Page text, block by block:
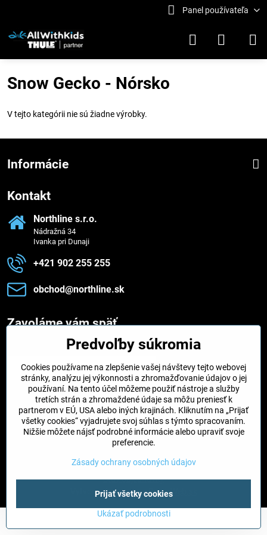
Panel používateľa
Snow Gecko - Nórsko
V tejto kategórii nie sú žiadne výrobky.
Informácie
Kontakt
Northline s​.r​.o​.
Nádražná 34
Ivanka pri Dunaji
+421 902 255 255
obchod​@northline​.sk
Zavoláme vám späť
Odoslať
Predvoľby súkromiaZásady ochrany osobných údajov
Stav objednávky
Vytvorené pomocou:BiznisWeb.sk
Predvoľby súkromia
Cookies používame na zlepšenie vašej návštevy tejto webovej
stránky, analýzu jej výkonnosti a zhromažďovanie údajov o jej
používaní. Na tento účel môžeme použiť nástroje a služby
tretích strán a zhromaždené údaje sa môžu preniesť k
partnerom v EÚ, USA alebo iných krajinách. Kliknutím na „Prijať
všetky cookies“ vyjadrujete svoj súhlas s týmto spracovaním.
Nižšie môžete nájsť podrobné informácie alebo upraviť svoje
preferencie.
Zásady ochrany osobných údajov
Ukázať podrobnosti
Prijať všetky cookies